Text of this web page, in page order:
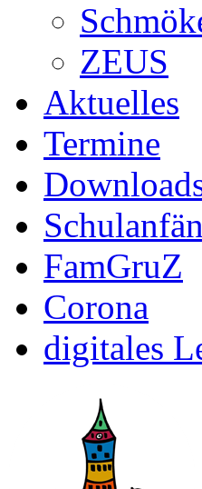
ZEUS
Aktuelles
Termine
FamGruZ
Corona
digitales